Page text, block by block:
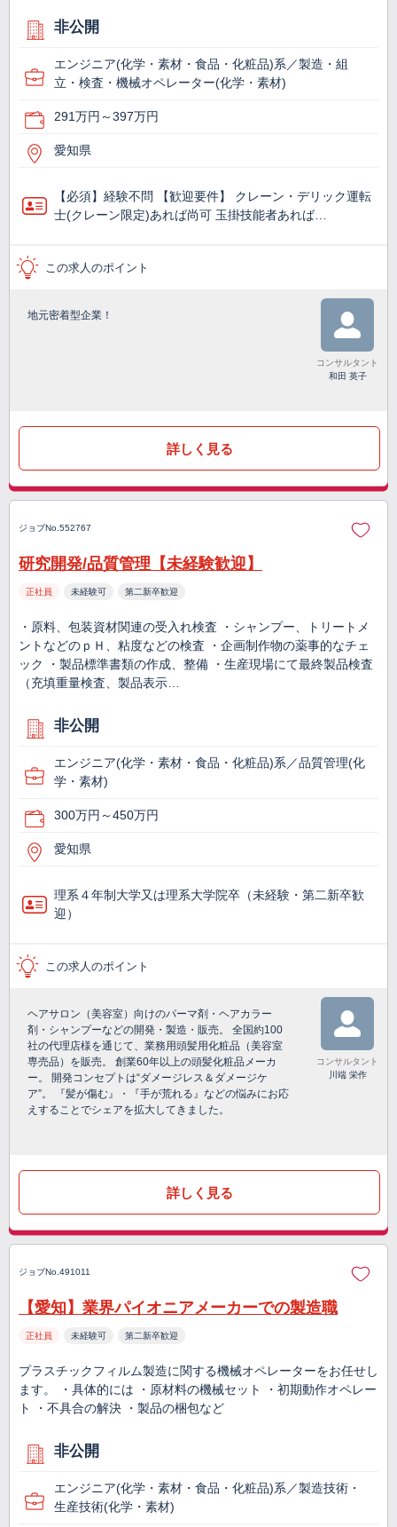
非公開
エンジニア(化学・素材・食品・化粧品)系／製造・組
立・検査・機械オペレーター(化学・素材)
291万円～397万円
愛知県
【必須】経験不問 【歓迎要件】 クレーン・デリック運転
士(クレーン限定)あれば尚可 玉掛技能者あれば…
この求人のポイント
地元密着型企業！
コンサルタント
和田 英子
詳しく見る
ジョブNo.552767
研究開発/品質管理【未経験歓迎】
正社員 未経験可 第二新卒歓迎
・原料、包装資材関連の受入れ検査 ・シャンプー、トリートメ
ントなどのｐＨ、粘度などの検査 ・企画制作物の薬事的なチェ
ック ・製品標準書類の作成、整備 ・生産現場にて最終製品検査
（充填重量検査、製品表示…
非公開
エンジニア(化学・素材・食品・化粧品)系／品質管理(化
学・素材)
300万円～450万円
愛知県
理系４年制大学又は理系大学院卒（未経験・第二新卒歓
迎）
この求人のポイント
ヘアサロン（美容室）向けのパーマ剤・ヘアカラー
剤・シャンプーなどの開発・製造・販売。 全国約100
社の代理店様を通じて、業務用頭髪用化粧品（美容室
専売品）を販売。 創業60年以上の頭髪化粧品メーカ
ー。 開発コンセプトは“ダメージレス＆ダメージケ
ア”。 『髪が傷む』・『手が荒れる』などの悩みにお応
えすることでシェアを拡大してきました。
コンサルタント
川端 栄作
詳しく見る
ジョブNo.491011
【愛知】業界パイオニアメーカーでの製造職
正社員 未経験可 第二新卒歓迎
プラスチックフィルム製造に関する機械オペレーターをお任せし
ます。 ・具体的には ・原材料の機械セット ・初期動作オペレー
ト ・不具合の解決 ・製品の梱包など
非公開
エンジニア(化学・素材・食品・化粧品)系／製造技術・
生産技術(化学・素材)